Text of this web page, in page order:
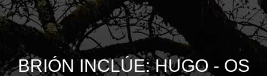
accesibilidade.
BRIÓN INCLÚE: HUGO - OS